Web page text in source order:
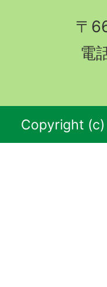
〒
電
Copyright (c)